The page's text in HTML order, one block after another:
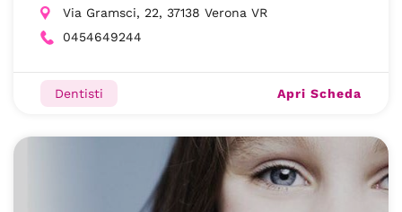
Via Gramsci, 22, 37138 Verona VR
0454649244
Dentisti Apri Scheda